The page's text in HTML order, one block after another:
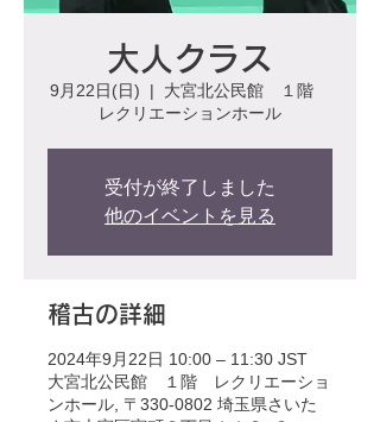
大人クラス
9月22日(日)
  |
大宮北公民館 １階
レクリエーションホール
受付が終了しました
他のイベントを見る
稽古の詳細
2024年9月22日 10:00 – 11:30 JST
大宮北公民館 １階 レクリエーショ
ンホール, 〒330-0802 埼玉県さいた